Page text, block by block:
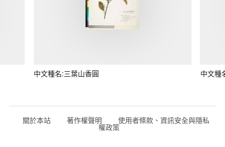
中文種名:三葉山香圓 中文種
關於本站 著作權聲明 使用者條款、資訊安全與隱私
權政策